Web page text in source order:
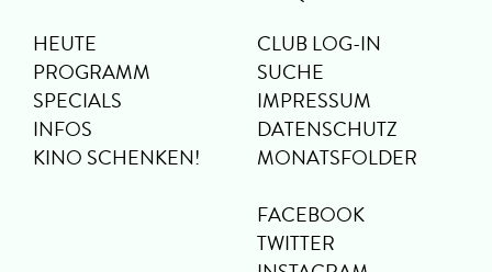
HEUTE
PROGRAMM
SPECIALS
INFOS
KINO SCHENKEN!
CLUB LOG-IN
SUCHE
IMPRESSUM
DATENSCHUTZ
MONATSFOLDER
FACEBOOK
TWITTER